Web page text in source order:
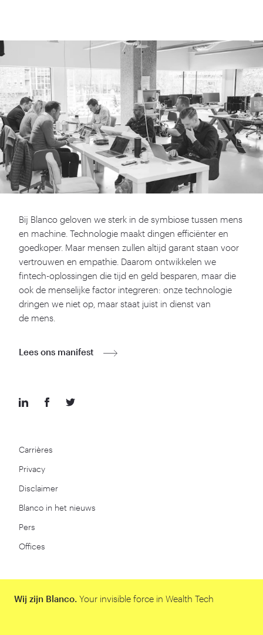
Carrières
Privacy
Disclaimer
Blanco in het nieuws
Pers
Offices
Bij Blanco geloven we sterk in de symbiose tussen mens
en machine. Technologie maakt dingen efficiënter en
goedkoper. Maar mensen zullen altijd garant staan voor
vertrouwen en empathie. Daarom ontwikkelen we
fintech-oplossingen die tijd en geld besparen, maar die
ook de menselijke factor integreren: onze technologie
dringen we niet op, maar staat juist in dienst van
de mens.
Lees ons manifest
Wij zijn Blanco. Your invisible force in Wealth Tech